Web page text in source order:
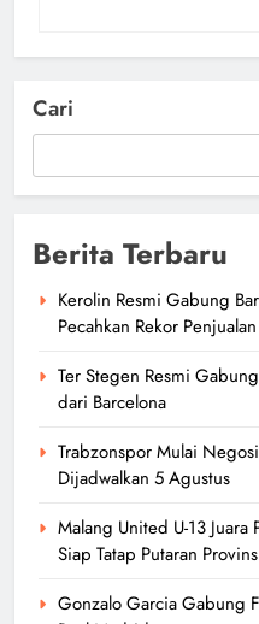
Cari
Berita Terbaru
Kerolin Resmi Gabung
Pecahkan Rekor
Ter Stegen Resmi
dari Barcelona
Trabzonspor Mulai
Dijadwalkan 5 Agustus
Malang United U-13
Siap Tatap Putaran
Gonzalo Garcia Gabung